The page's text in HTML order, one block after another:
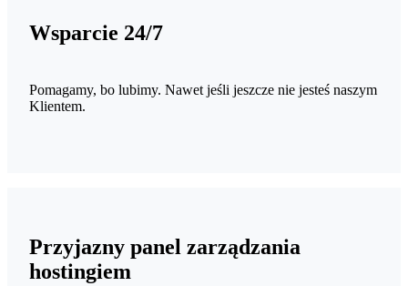
Wsparcie 24/7
Pomagamy, bo lubimy. Nawet jeśli jeszcze nie jesteś naszym
Klientem.
Przyjazny panel zarządzania
hostingiem